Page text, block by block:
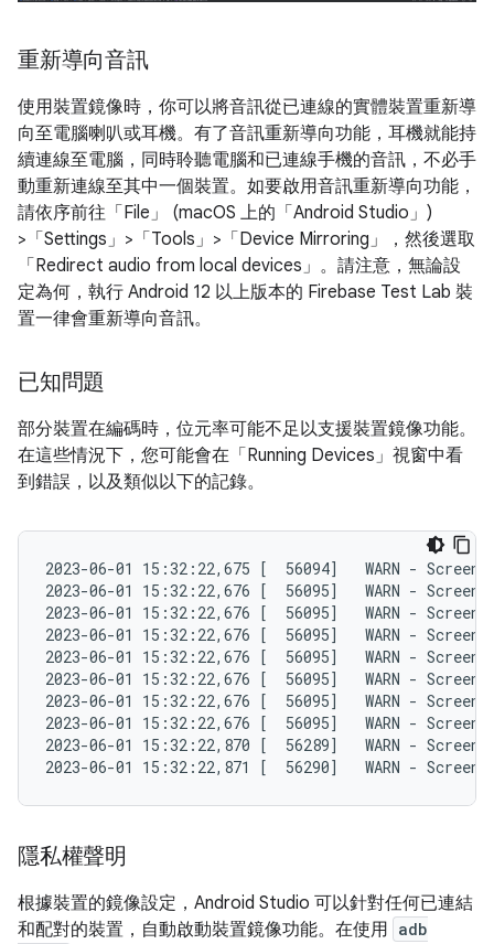
重新導向音訊
使用裝置鏡像時，你可以將音訊從已連線的實體裝置重新導
向至電腦喇叭或耳機。有了音訊重新導向功能，耳機就能持
續連線至電腦，同時聆聽電腦和已連線手機的音訊，不必手
動重新連線至其中一個裝置。如要啟用音訊重新導向功能，
請依序前往「File」
(macOS 上的「Android Studio」 )
>「Settings」 >「Tools」 >「Device Mirroring」
，然後選取
「Redirect audio from local devices」 。請注意，無論設
定為何，執行 Android 12 以上版本的 Firebase Test Lab 裝
置一律會重新導向音訊。
已知問題
部分裝置在編碼時，位元率可能不足以支援裝置鏡像功能。
在這些情況下，您可能會在「Running Devices」 視窗中看
到錯誤，以及類似以下的記錄。
2023-06-01 15:32:22,675 [  56094]   WARN -
2023-06-01 15:32:22,676 [  56095]   WARN -
2023-06-01 15:32:22,676 [  56095]   WARN -
2023-06-01 15:32:22,676 [  56095]   WARN -
2023-06-01 15:32:22,676 [  56095]   WARN -
2023-06-01 15:32:22,676 [  56095]   WARN -
2023-06-01 15:32:22,676 [  56095]   WARN -
2023-06-01 15:32:22,676 [  56095]   WARN -
2023-06-01 15:32:22,870 [  56289]   WARN -
隱私權聲明
根據裝置的鏡像設定，Android Studio 可以針對任何已連結
和配對的裝置，自動啟動裝置鏡像功能。在使用 adb